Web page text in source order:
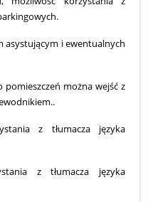
asystującym i ewentualnych
można wejść z
z tłumacza języka
z tłumacza języka